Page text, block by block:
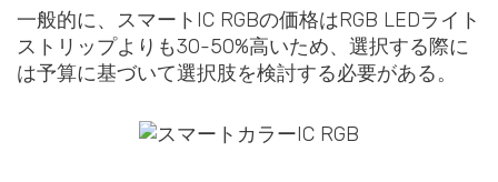
一般的に、スマートIC RGBの価格はRGB LEDライト
ストリップよりも30-50%高いため、選択する際に
は予算に基づいて選択肢を検討する必要がある。